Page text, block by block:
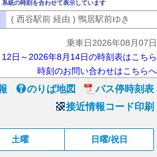
統の時刻を合わせて表示しています
( 西谷駅前 経由 ) 鴨居駅前ゆき
乗車日2026年08月07日
日～2026年8月14日の時刻表はこちら
時刻のお問い合わせはこちらへ
のりば地図
バス停時刻表
接近情報コード印刷
土曜 日曜/祝日